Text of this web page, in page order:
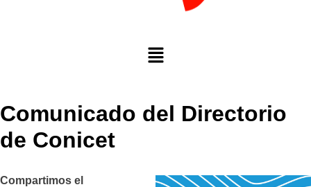
Comunicado del Directorio
de Conicet
Compartimos el